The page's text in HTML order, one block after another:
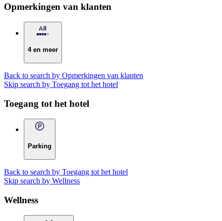
Opmerkingen van klanten
4 en meer
Back to search by Opmerkingen van klanten
Skip search by Toegang tot het hotel
Toegang tot het hotel
Parking
Back to search by Toegang tot het hotel
Skip search by Wellness
Wellness